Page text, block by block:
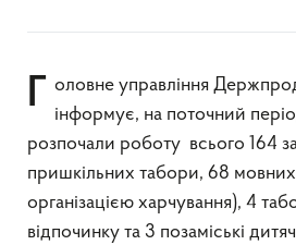
Головне управління Держпродспоживслужби
інформує, на поточний
розпочали роботу всього 164
пришкільних табори, 68 мовних
організацією харчування), 4
відпочинку та 3 позаміські